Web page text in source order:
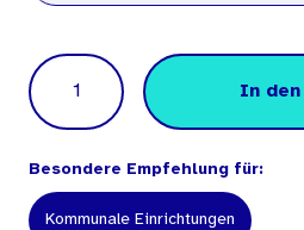
Menge
In den
Besondere Empfehlung für:
Kommunale Einrichtungen